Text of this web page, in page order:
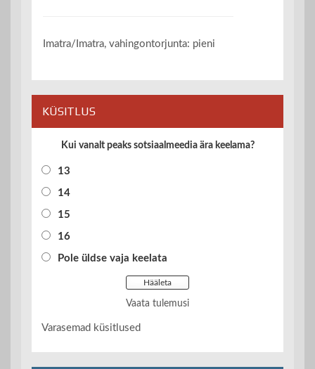
Imatra/Imatra, vahingontorjunta: pieni
KÜSITLUS
Kui vanalt peaks sotsiaalmeedia ära keelama?
13
14
15
16
Pole üldse vaja keelata
Vaata tulemusi
Varasemad küsitlused